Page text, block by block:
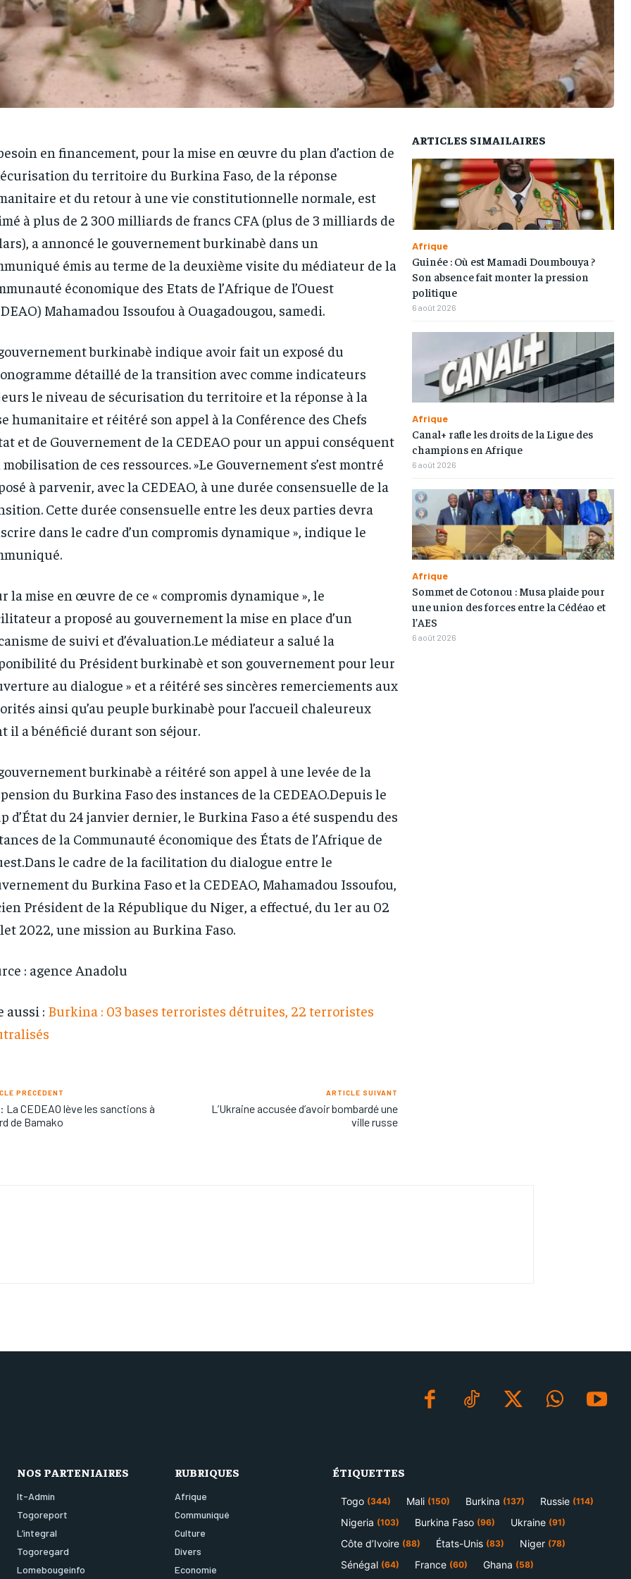
TOGOREGARD
LOMEBOUGEINFO
NOUVELLE D’AFRIQUE
LEDEFENSEURINFO
ACTU LOMÉ
RECOMMENDED
Pay now and you get access to exclusive
news and articles for a whole year.
1-MONTH
By agreeing to this tier, you are billed
every month after the first one until you
opt out of the monthly subscription.
RECOMMENDED
Pay now and you get access to exclusive
news and articles for a whole year.
1-MONTH
By agreeing to this tier, you are billed
every month after the first one until you
opt out of the monthly subscription.
TOGOREGARD
LOMEBOUGEINFO
NOUVELLE D’AFRIQUE
LEDEFENSEURINFO
ACTU LOMÉ
TOGOREGARD
LOMEBOUGEINFO
NOUVELLE D’AFRIQUE
LEDEFENSEURINFO
ACTU LOMÉ
TOGOREGARD
LOMEBOUGEINFO
NOUVELLE D’AFRIQUE
LEDEFENSEURINFO
ACTU LOMÉ
en financement, pour la mise en œuvre du plan d’action de
du territoire du Burkina Faso, de la réponse
et du retour à une vie constitutionnelle normale, est
à plus de 2 300 milliards de francs CFA (plus de 3 milliards de
a annoncé le gouvernement burkinabè dans un
émis au terme de la deuxième visite du médiateur de la
économique des Etats de l’Afrique de l’Ouest
Mahamadou Issoufou à Ouagadougou, samedi.
burkinabè indique avoir fait un exposé du
détaillé de la transition avec comme indicateurs
le niveau de sécurisation du territoire et la réponse à la
humanitaire et réitéré son appel à la Conférence des Chefs
et de Gouvernement de la CEDEAO pour un appui conséquent
mobilisation de ces ressources. »Le Gouvernement s’est montré
à parvenir, avec la CEDEAO, à une durée consensuelle de la
Cette durée consensuelle entre les deux parties devra
dans le cadre d’un compromis dynamique », indique le
la mise en œuvre de ce « compromis dynamique », le
a proposé au gouvernement la mise en place d’un
de suivi et d’évaluation.Le médiateur a salué la
du Président burkinabè et son gouvernement pour leur
au dialogue » et a réitéré ses sincères remerciements aux
ainsi qu’au peuple burkinabè pour l’accueil chaleureux
il a bénéficié durant son séjour.
burkinabè a réitéré son appel à une levée de la
du Burkina Faso des instances de la CEDEAO.Depuis le
d’État du 24 janvier dernier, le Burkina Faso a été suspendu des
de la Communauté économique des États de l’Afrique de
le cadre de la facilitation du dialogue entre le
du Burkina Faso et la CEDEAO, Mahamadou Issoufou,
Président de la République du Niger, a effectué, du 1er au 02
2022, une mission au Burkina Faso.
: agence Anadolu
aussi : Burkina : 03 bases terroristes détruites, 22 terroristes
PRÉCÉDENT
La CEDEAO lève les sanctions à
de Bamako
ARTICLE SUIVANT
L’Ukraine accusée d’avoir bombardé une
ville russe
ARTICLES SIMAILAIRES
Afrique
Guinée : Où est Mamadi Doumbouya ?
Son absence fait monter la pression
politique
6 août 2026
Afrique
Canal+ rafle les droits de la Ligue des
champions en Afrique
6 août 2026
Afrique
Sommet de Cotonou : Musa plaide pour
une union des forces entre la Cédéao et
l’AES
6 août 2026
NOS PARTENIAIRES
It-Admin
Togoreport
L’integral
Togoregard
Lomebougeinfo
RUBRIQUES
Afrique
Communiqué
Culture
Divers
Economie
ÉTIQUETTES
Togo (344) Mali (150) Burkina (137) Russie (114)
Nigeria (103) Burkina Faso (96) Ukraine (91)
Côte d’Ivoire (88) États-Unis (83) Niger (78)
Sénégal (64) France (60) Ghana (58)